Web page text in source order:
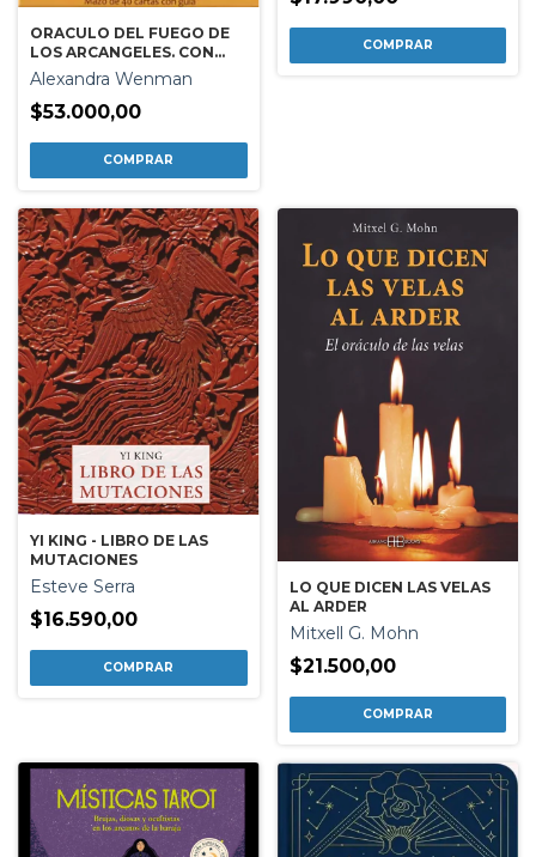
ORACULO DEL FUEGO DE
LOS ARCANGELES. CON
CARTAS
Alexandra Wenman
$53.000,00
YI KING - LIBRO DE LAS
MUTACIONES
Esteve Serra
$16.590,00
LO QUE DICEN LAS VELAS
AL ARDER
Mitxell G. Mohn
$21.500,00